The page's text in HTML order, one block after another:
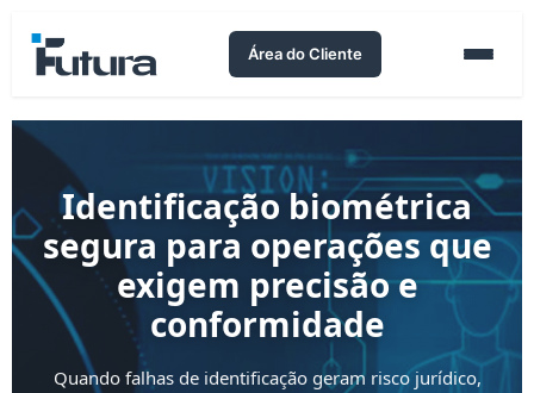
Área do Cliente
Identificação biométrica
segura para operações que
exigem precisão e
conformidade
Quando falhas de identificação geram risco jurídico,